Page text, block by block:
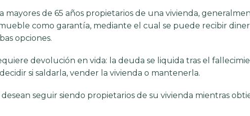
mayores de 65 años propietarios de una vivienda,
como garantía, mediante el cual se puede recibir
opciones.
devolución en vida: la deuda se liquida tras el
si saldarla, vender la vivienda o mantenerla.
seguir siendo propietarios de su vivienda mientras